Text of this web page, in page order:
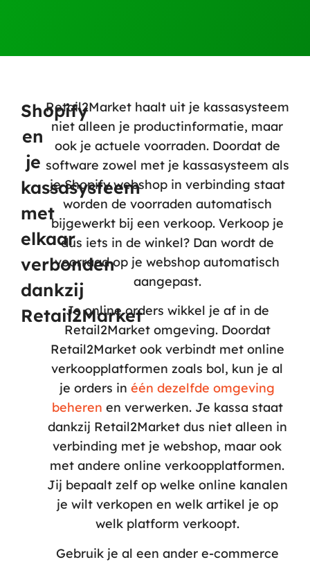
Shopify
en
je
kassasysteem
met
elkaar
verbonden
dankzij
Retail2Market
Retail2Market haalt uit je kassasysteem
niet alleen je productinformatie, maar
ook je actuele voorraden. Doordat de
software zowel met je kassasysteem als
je Shopify webshop in verbinding staat
worden de voorraden automatisch
bijgewerkt bij een verkoop. Verkoop je
dus iets in de winkel? Dan wordt de
voorraad op je webshop automatisch
aangepast.
Je online orders wikkel je af in de
Retail2Market omgeving. Doordat
Retail2Market ook verbindt met online
verkoopplatformen zoals bol, kun je al
je orders inéén dezelfde omgeving
beheren en verwerken. Je kassa staat
dankzij Retail2Market dus niet alleen in
verbinding met je webshop, maar ook
met andere online verkoopplatformen.
Jij bepaalt zelf op welke online kanalen
je wilt verkopen en welk artikel je op
welk platform verkoopt.
Gebruik je al een ander e-commerce